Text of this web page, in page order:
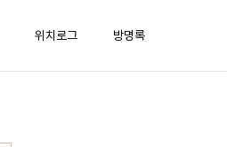
위치로그 방명록